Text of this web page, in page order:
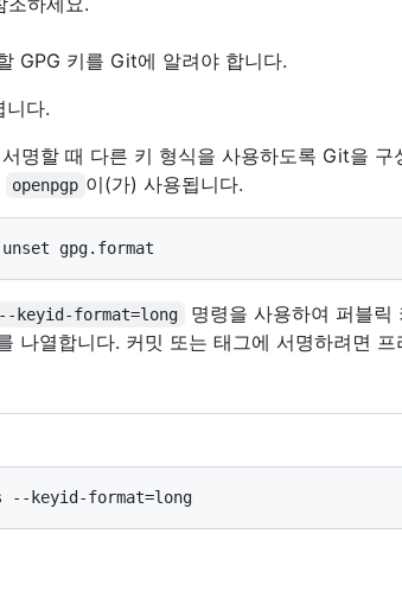
GPG 키를 Git에 알려야 합니다.
니다.
명할 때 다른 키 형식을 사용하도록 Git을 구
openpgp 이(가) 사용됩니다.
format=long
명령을 사용하여 퍼블릭
나열합니다. 커밋 또는 태그에 서명하려면